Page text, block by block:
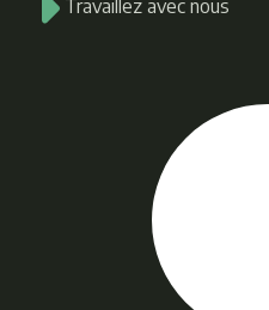
Travaillez avec nous